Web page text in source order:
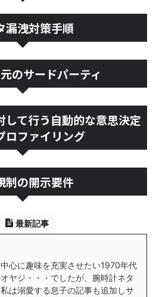
漏洩対策手順
のサードパーティ
して行う自動的な意思決定
ロファイリング
制の開示要件
最新記事
心に趣味を充実させたい1970年代
ヤジ・・・でしたが、腕時計ネタ
は溺愛する息子の記事も追加しサ